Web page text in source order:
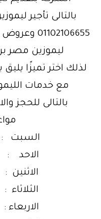
بالتالى تأجير
ليموزين مصر
لذلك اختر تميزًا
مع خدمات
بالتالى للحجز
السبت : 10 ص
الاحد : 10 ص
الاثنين : 10 ص
الثلاثاء : 10 ص
الاربعاء : 10 ص